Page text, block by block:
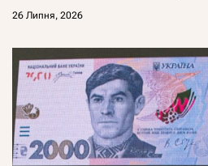
26 Липня, 2026